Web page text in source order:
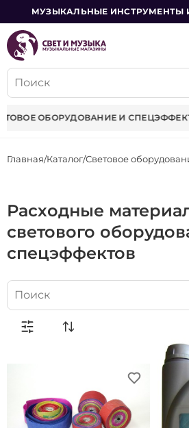
МУЗЫКАЛЬНЫЕ ИНСТРУМЕНТЫ
МУЗЫКАЛЬНЫЕ
Главная Каталог Световое
Расходные
светового
спецэффектов